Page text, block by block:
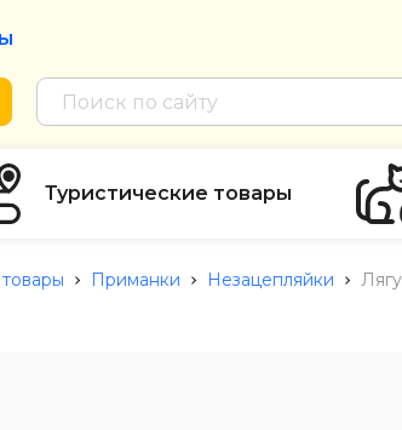
Туристические товары
Приманки Незацепляйки